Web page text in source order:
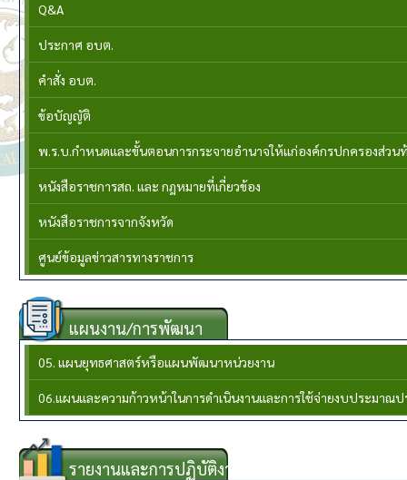
Q&A
ประกาศ อบต.
คำสั่ง อบต.
ข้อบัญญัติ
พ.ร.บ.กำหนดและขั้นตอนการกระจายอำนาจให้แก่องค์กรปกครองส่ว
หนังสือราชการสถ. และ กฎหมายที่เกี่ยวข้อง
หนังสือราชการจากจังหวัด
ศูนย์ข้อมูลข่าวสารทางราชการ
แผนงาน/การพัฒนา
05. แผนยุทธศาสตร์หรือแผนพัฒนาหน่วยงาน
06.แผนและความก้าวหน้าในการดำเนินงานและการใช้จ่ายงบประมาณ
รายงานและการปฏิบัติงาน